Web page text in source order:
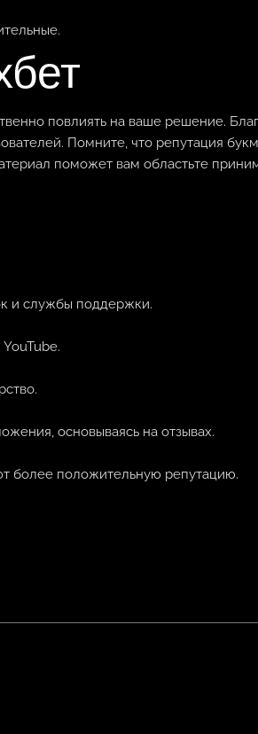
повлиять на ваше решение.
Помните, что репутация
поможет вам областьте
и службы поддержки.
основываясь на отзывах.
более положительную репутацию.